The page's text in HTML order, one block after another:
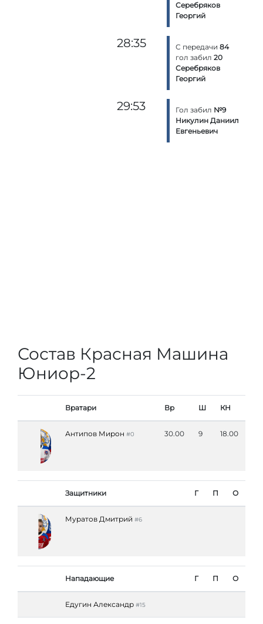
Серебряков
Георгий
28:35 С передачи 84
гол забил 20
Серебряков
Георгий
29:53 Гол забил №9
Никулин Даниил
Евгеньевич
Состав Красная Машина
Юниор-2
Вратари Вр Ш КН
Антипов Мирон #0 30.00 9 18.00
Защитники Г П О
Муратов Дмитрий #6
Нападающие Г П О
Едугин Александр #15